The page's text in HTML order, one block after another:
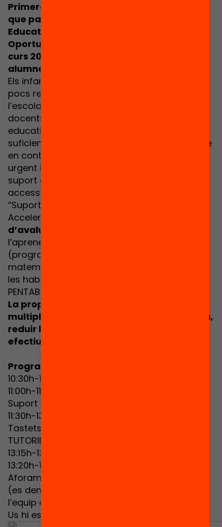
Primera trobada dels centres educatius
que participen en el projecte “Suport
Educatiu - Acompanyament per Accelerar
Oportunitats”. Una iniciativa que aquest
curs 2022-23 arribarà a més de 10.000
alumnes.
Els infants i adolescents de famílies amb
pocs recursos tenen resultats més baixos a
l’escola ja des de petits. Tot i que els i les
docents acompanyen els processos
educatius d’aquests infants, sovint no és
suficient per a contrarestar l’impacte de viure
en contextos de pobresa i desigualtat. És
urgent i necessari apostar per programes de
suport educatiu efectius i realment
accessibles.
“Suport Educatiu - Acompanyament per
Accelerar Oportunitats” és un
d’avaluació d’impacte
l’aprenentatge: la comprensió lectora
(programa LECXIT), les habilitats
matemàtiques (programa MATH TUTORING) i
les habilitats socioemocionals (programa
PENTABILITIES).
La proposta de Suport Educatiu permet
multiplicar les oportunitats d’èxit educatiu,
reduir la inequitat i construir models
efectius i replicables.
Programa de l’acte:
10:30h-11:00h: Obrim portes i esmorzar
11:00h-11:30h: Benvinguda i introducció a
Suport Educatiu
11:30h-13:15h: Què farem als centres?
Tastets dels programes LECXIT, MATH
TUTORING i PENTABILITIES
13:15h-13:20h: Agraïment i clausura
13:20h-14:30h: Refrigeri
Aforament màxim de 2 persones per centre
(es demana l’assistència d’una persona de
l’equip directiu).
Us hi esperem!